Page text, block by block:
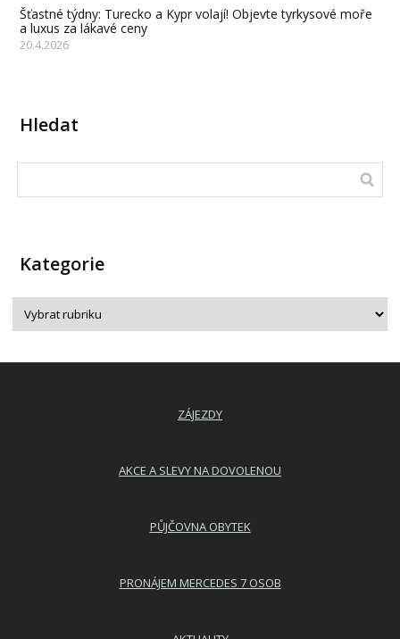
Šťastné týdny: Turecko a Kypr volají! Objevte tyrkysové moře
a luxus za lákavé ceny
20.4.2026
Hledat
Kategorie
ZÁJEZDY
AKCE A SLEVY NA DOVOLENOU
PŮJČOVNA OBYTEK
PRONÁJEM MERCEDES 7 OSOB